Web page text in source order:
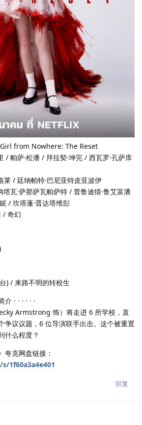
from Nowhere: The Reset
/ 帕萨·松潘 / 拜拉契·坤完 / 西瓦罗·孔萨库
莱 / 廷纳帕特·巴尼亚特皮亚波伊
塔瓦·萨那萨瓦帕萨特 / 普鲁迪猜·鲁艾富潘
/ 坎塔蓬·晋达塔维彭
/ 奇幻
) / 来路不明的转校生
· · · · · ·
Armstrong 饰）将走进 6 所学校，直
争议议题，6 位导演联手出击。这个被重置
什么程度？
夸克网盘链接：
1f60a3a4e401
回复